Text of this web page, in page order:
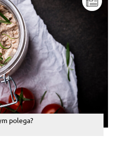
polega?